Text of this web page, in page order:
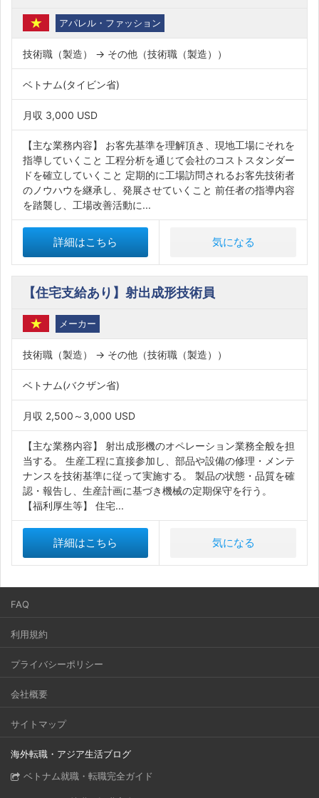
アパレル・ファッション
技術職（製造） → その他（技術職（製造））
ベトナム(タイビン省)
月収 3,000 USD
【主な業務内容】 お客先基準を理解頂き、現地工場にそれを
指導していくこと 工程分析を通じて会社のコストスタンダー
ドを確立していくこと 定期的に工場訪問されるお客先技術者
のノウハウを継承し、発展させていくこと 前任者の指導内容
を踏襲し、工場改善活動に...
詳細はこちら 気になる
【住宅支給あり】射出成形技術員
メーカー
技術職（製造） → その他（技術職（製造））
ベトナム(バクザン省)
月収 2,500～3,000 USD
【主な業務内容】 射出成形機のオペレーション業務全般を担
当する。 生産工程に直接参加し、部品や設備の修理・メンテ
ナンスを技術基準に従って実施する。 製品の状態・品質を確
認・報告し、生産計画に基づき機械の定期保守を行う。
【福利厚生等】 住宅...
詳細はこちら 気になる
FAQ
利用規約
プライバシーポリシー
会社概要
サイトマップ
海外転職・アジア生活ブログ
ベトナム就職・転職完全ガイド